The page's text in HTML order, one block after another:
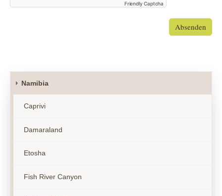
Friendly Captcha
Absenden
Namibia
Caprivi
Damaraland
Etosha
Fish River Canyon